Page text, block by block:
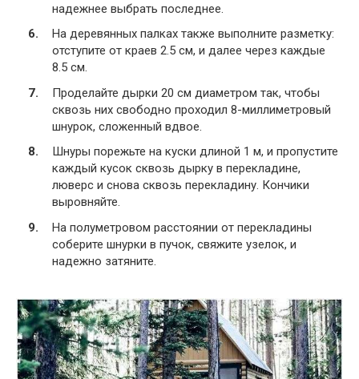
надежнее выбрать последнее.
На деревянных палках также выполните разметку:
отступите от краев 2.5 см, и далее через каждые
8.5 см.
Проделайте дырки 20 см диаметром так, чтобы
сквозь них свободно проходил 8-миллиметровый
шнурок, сложенный вдвое.
Шнуры порежьте на куски длиной 1 м, и пропустите
каждый кусок сквозь дырку в перекладине,
люверс и снова сквозь перекладину. Кончики
выровняйте.
На полуметровом расстоянии от перекладины
соберите шнурки в пучок, свяжите узелок, и
надежно затяните.